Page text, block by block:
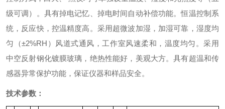
级可调）。 具有掉电记忆、掉电时间自动补偿功能。恒温控制系
统，反应快，控温精度高。 采用超微波加湿，加湿可靠，湿度均
匀（±2%RH）
风道式通风，工作室风速柔和，温度均匀。采用
中空反射钢化镀膜玻璃，绝热性能好，美观大方。具有超温和传
感器异常保护功能，保证仪器和样品安全。
技术参数：